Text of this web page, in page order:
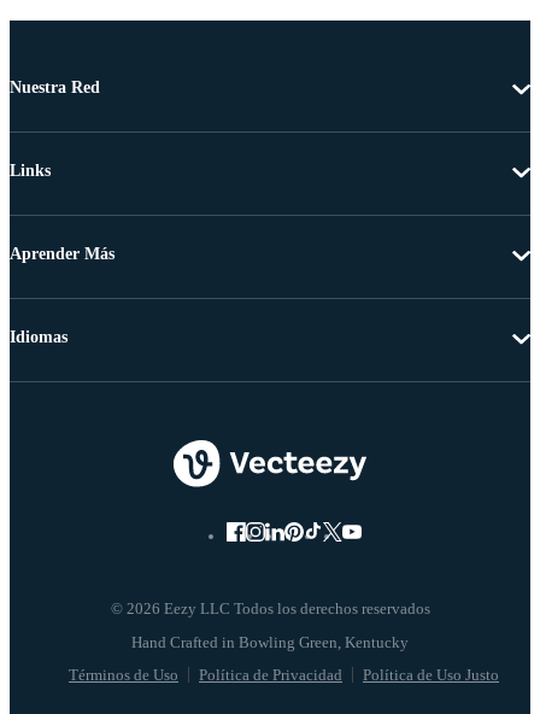
Nuestra Red
Links
Aprender Más
© 2026 Eezy LLC Todos los derechos reservados
Términos de Uso Política de Privacidad Política de Uso Justo
Idiomas